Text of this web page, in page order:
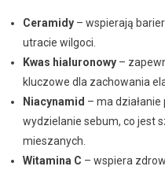
Ceramidy– wspierają
utracie wilgoci.
Kwas hialuronowy–
kluczowe dla zachowania
Niacynamid – ma
wydzielanie sebum, co jest
mieszanych.
Witamina C – wspiera